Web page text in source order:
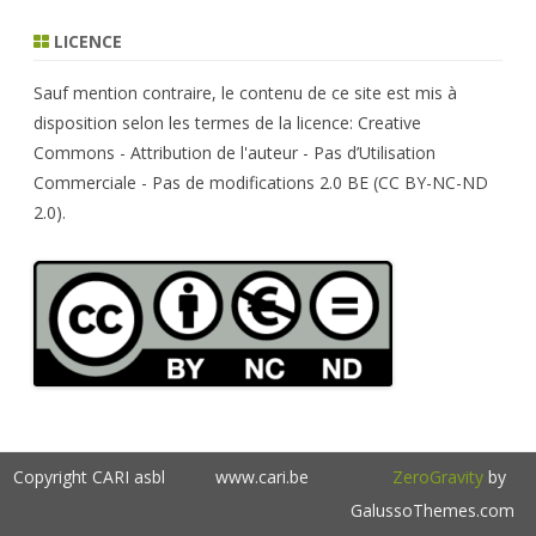
r
h
LICENCE
Sauf mention contraire, le contenu de ce site est mis à
disposition selon les termes de la licence: Creative
Commons - Attribution de l'auteur - Pas d’Utilisation
Commerciale - Pas de modifications 2.0 BE (CC BY-NC-ND
2.0).
Copyright CARI asbl www.cari.be ZeroGravityby
GalussoThemes.com